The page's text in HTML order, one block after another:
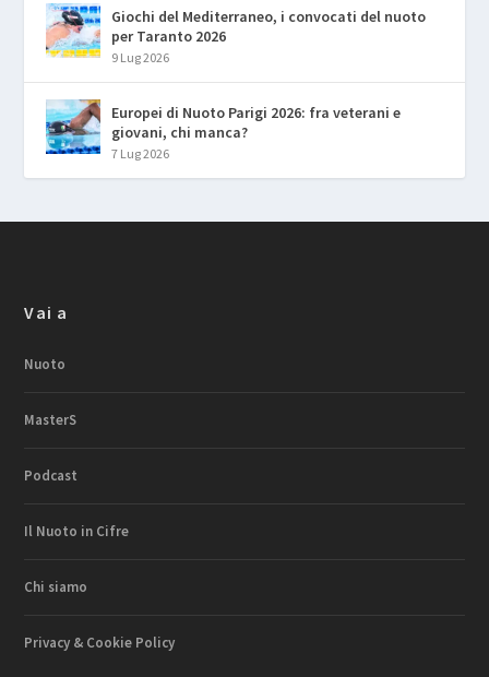
Giochi del Mediterraneo, i convocati del nuoto
per Taranto 2026
9 Lug 2026
Europei di Nuoto Parigi 2026: fra veterani e
giovani, chi manca?
7 Lug 2026
Vai a
Nuoto
MasterS
Podcast
Il Nuoto in Cifre
Chi siamo
Privacy & Cookie Policy